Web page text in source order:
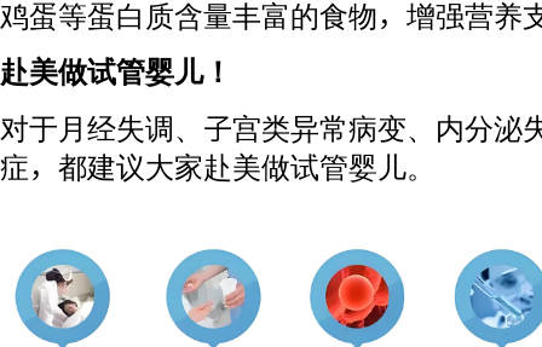
鸡蛋等蛋白质含量丰富的食物，增强营养
赴美做试管婴儿！
对于月经失调、子宫类异常病变、内分泌
症，都建议大家赴美做试管婴儿。